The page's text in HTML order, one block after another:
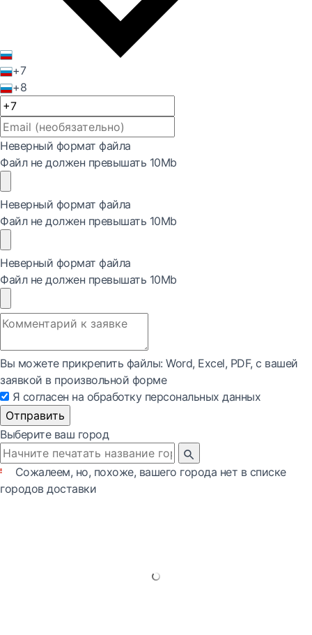
+7
+8
Неверный формат файла
Файл не должен превышать 10Mb
Неверный формат файла
Файл не должен превышать 10Mb
Неверный формат файла
Файл не должен превышать 10Mb
Вы можете прикрепить файлы: Word, Exсel, PDF, с вашей
заявкой в произвольной форме
Я согласен на обработку персональных данных
Отправить
Выберите ваш город
Сожалеем, но, похоже, вашего города нет в списке
городов доставки